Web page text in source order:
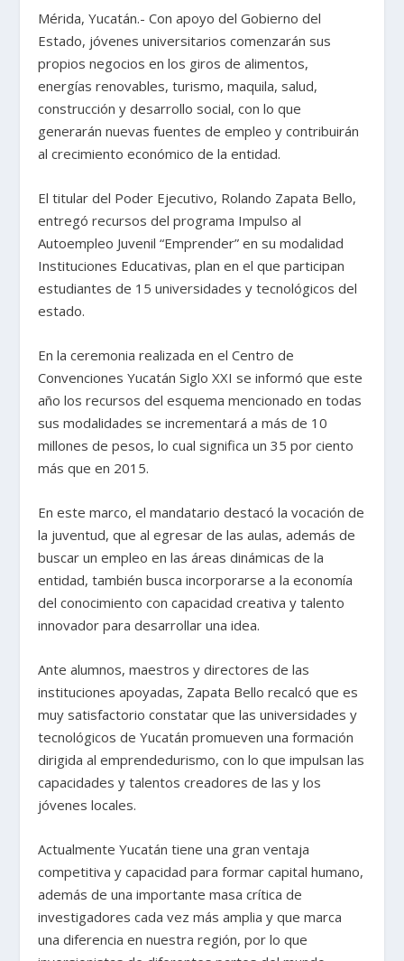
Mérida, Yucatán.- Con apoyo del Gobierno del
Estado, jóvenes universitarios comenzarán sus
propios negocios en los giros de alimentos,
energías renovables, turismo, maquila, salud,
construcción y desarrollo social, con lo que
generarán nuevas fuentes de empleo y contribuirán
al crecimiento económico de la entidad.
El titular del Poder Ejecutivo, Rolando Zapata Bello,
entregó recursos del programa Impulso al
Autoempleo Juvenil “Emprender” en su modalidad
Instituciones Educativas, plan en el que participan
estudiantes de 15 universidades y tecnológicos del
estado.
En la ceremonia realizada en el Centro de
Convenciones Yucatán Siglo XXI se informó que este
año los recursos del esquema mencionado en todas
sus modalidades se incrementará a más de 10
millones de pesos, lo cual significa un 35 por ciento
más que en 2015.
En este marco, el mandatario destacó la vocación de
la juventud, que al egresar de las aulas, además de
buscar un empleo en las áreas dinámicas de la
entidad, también busca incorporarse a la economía
del conocimiento con capacidad creativa y talento
innovador para desarrollar una idea.
Ante alumnos, maestros y directores de las
instituciones apoyadas, Zapata Bello recalcó que es
muy satisfactorio constatar que las universidades y
tecnológicos de Yucatán promueven una formación
dirigida al emprendedurismo, con lo que impulsan las
capacidades y talentos creadores de las y los
jóvenes locales.
Actualmente Yucatán tiene una gran ventaja
competitiva y capacidad para formar capital humano,
además de una importante masa crítica de
investigadores cada vez más amplia y que marca
una diferencia en nuestra región, por lo que